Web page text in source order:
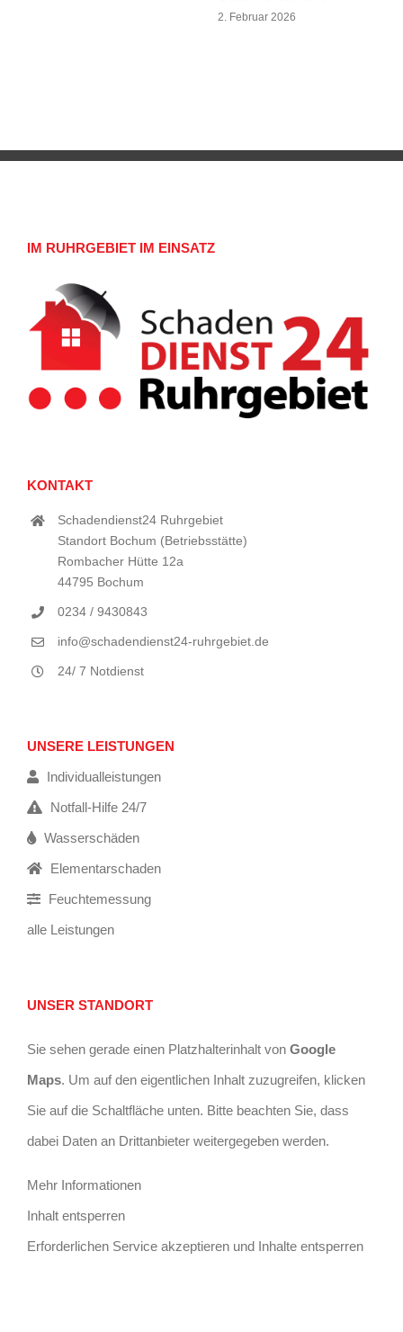
2. Februar 2026
IM RUHRGEBIET IM EINSATZ
KONTAKT
Schadendienst24 Ruhrgebiet
Standort Bochum (Betriebsstätte)
Rombacher Hütte 12a
44795 Bochum
0234 / 9430843
info@schadendienst24-ruhrgebiet.de
24/ 7 Notdienst
UNSERE LEISTUNGEN
Individualleistungen
Notfall-Hilfe 24/7
Wasserschäden
Elementarschaden
Feuchtemessung
alle Leistungen
UNSER STANDORT
Sie sehen gerade einen Platzhalterinhalt von Google
Maps. Um auf den eigentlichen Inhalt zuzugreifen, klicken
Sie auf die Schaltfläche unten. Bitte beachten Sie, dass
dabei Daten an Drittanbieter weitergegeben werden.
Mehr Informationen
Inhalt entsperren
Erforderlichen Service akzeptieren und Inhalte entsperren